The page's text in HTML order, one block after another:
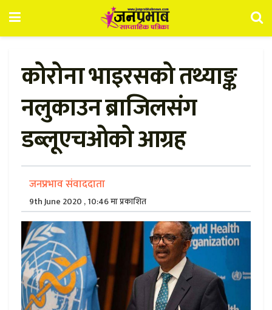
कोरोना भाइरसको तथ्याङ्क
नलुकाउन ब्राजिलसंग
डब्लूएचओको आग्रह
जनप्रभाव संवाददाता
9th June 2020 , 10:46 मा प्रकाशित